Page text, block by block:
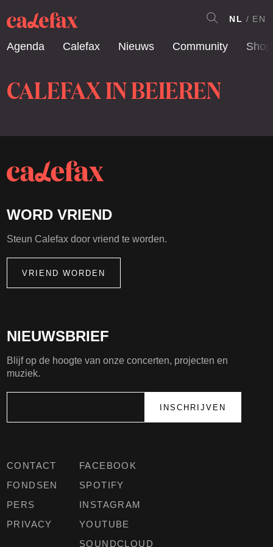
Agenda Calefax Nieuws Community Shop
NL EN
CALEFAX IN BEIEREN
CONTACT
FONDSEN
PERS
PRIVACY
FACEBOOK
SPOTIFY
INSTAGRAM
YOUTUBE
SOUNDCLOUD
NIEUWSBRIEF
Blijf op de hoogte van onze concerten, projecten en
muziek.
WORD VRIEND
Steun Calefax door vriend te worden.
VRIEND WORDEN